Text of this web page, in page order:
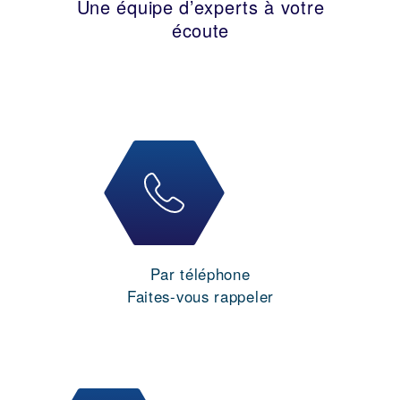
Une équipe d’experts à votre
écoute
Par téléphone
Faites-vous rappeler